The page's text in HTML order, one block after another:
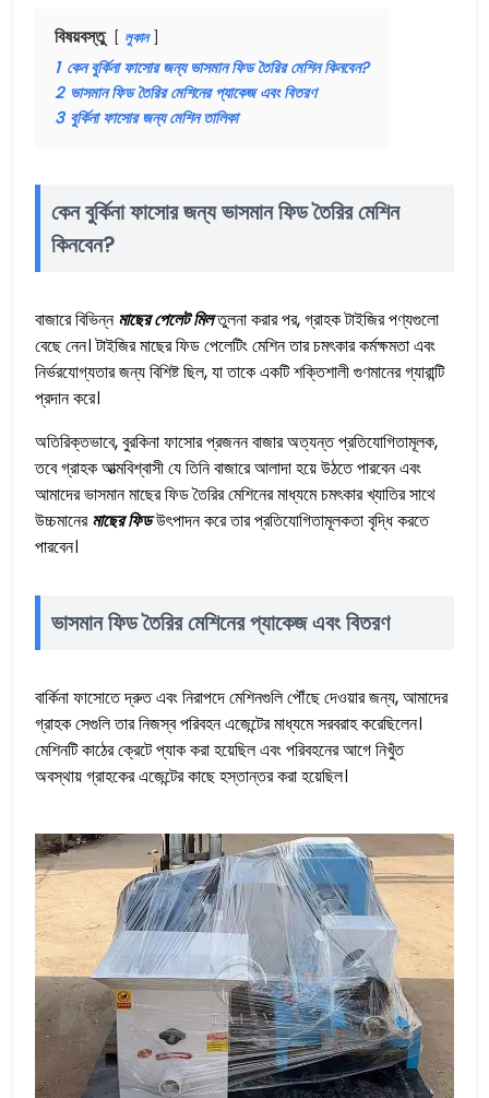
বিষয়বস্তু লুকান
1 কেন বুর্কিনা ফাসোর জন্য ভাসমান ফিড তৈরির মেশিন কিনবেন?
2 ভাসমান ফিড তৈরির মেশিনের প্যাকেজ এবং বিতরণ
3 বুর্কিনা ফাসোর জন্য মেশিন তালিকা
কেন বুর্কিনা ফাসোর জন্য ভাসমান ফিড তৈরির মেশিন
কিনবেন?
বাজারে বিভিন্নমাছের পেলেট মিলতুলনা করার পর, গ্রাহক টাইজির পণ্যগুলো
বেছে নেন। টাইজির মাছের ফিড পেলেটিং মেশিন তার চমৎকার কর্মক্ষমতা এবং
নির্ভরযোগ্যতার জন্য বিশিষ্ট ছিল, যা তাকে একটি শক্তিশালী গুণমানের গ্যারান্টি
প্রদান করে।
অতিরিক্তভাবে, বুরকিনা ফাসোর প্রজনন বাজার অত্যন্ত প্রতিযোগিতামূলক,
তবে গ্রাহক আত্মবিশ্বাসী যে তিনি বাজারে আলাদা হয়ে উঠতে পারবেন এবং
আমাদের ভাসমান মাছের ফিড তৈরির মেশিনের মাধ্যমে চমৎকার খ্যাতির সাথে
উচ্চমানেরমাছের ফিডউৎপাদন করে তার প্রতিযোগিতামূলকতা বৃদ্ধি করতে
পারবেন।
ভাসমান ফিড তৈরির মেশিনের প্যাকেজ এবং বিতরণ
বার্কিনা ফাসোতে দ্রুত এবং নিরাপদে মেশিনগুলি পৌঁছে দেওয়ার জন্য, আমাদের
গ্রাহক সেগুলি তার নিজস্ব পরিবহন এজেন্টের মাধ্যমে সরবরাহ করেছিলেন।
মেশিনটি কাঠের ক্রেটে প্যাক করা হয়েছিল এবং পরিবহনের আগে নিখুঁত
অবস্থায় গ্রাহকের এজেন্টের কাছে হস্তান্তর করা হয়েছিল।